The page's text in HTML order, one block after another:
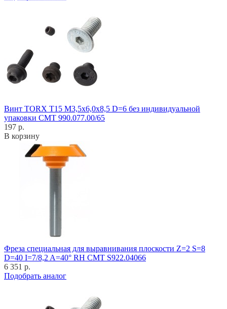
Винт TORX T15 M3,5x6,0x8,5 D=6 без индивидуальной
упаковки CMT 990.077.00/65
197 р.
В корзину
Фреза специальная для выравнивания плоскости Z=2 S=8
D=40 I=7/8,2 A=40° RH CMT S922.04066
6 351 р.
Подобрать аналог